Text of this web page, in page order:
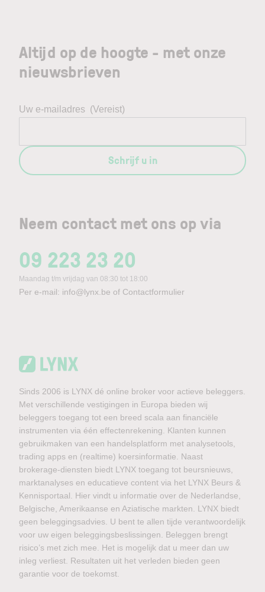
Neem contact met ons op via
09 223 23 20
Maandag t/m vrijdag van 08:30 tot 18:00
Per e-mail: info@lynx.be of Contactformulier
Altijd op de hoogte - met onze
nieuwsbrieven
Uw e-mailadres (Vereist)
Schrijf u in
Sinds 2006 is LYNX dé online broker voor actieve beleggers.
Met verschillende vestigingen in Europa bieden wij
beleggers toegang tot een breed scala aan financiële
instrumenten via één effectenrekening. Klanten kunnen
gebruikmaken van een handelsplatform met analysetools,
trading apps en (realtime) koersinformatie. Naast
brokerage-diensten biedt LYNX toegang tot beursnieuws,
marktanalyses en educatieve content via het LYNX Beurs &
Kennisportaal. Hier vindt u informatie over de Nederlandse,
Belgische, Amerikaanse en Aziatische markten. LYNX biedt
geen beleggingsadvies. U bent te allen tijde verantwoordelijk
voor uw eigen beleggingsbeslissingen. Beleggen brengt
risico’s met zich mee. Het is mogelijk dat u meer dan uw
inleg verliest. Resultaten uit het verleden bieden geen
garantie voor de toekomst.